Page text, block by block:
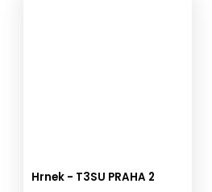
Hrnek - T3SU PRAHA 2